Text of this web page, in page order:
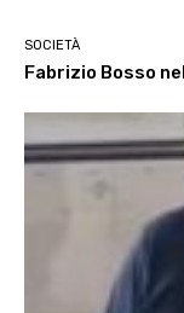
SOCIETÀ
Fabrizio Bosso